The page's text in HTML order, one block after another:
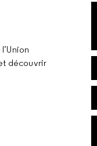
découvrir